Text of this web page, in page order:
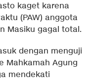
kaget karena
(PAW) anggota
Masiku gagal total.
dengan menguji
Mahkamah Agung
mendekati